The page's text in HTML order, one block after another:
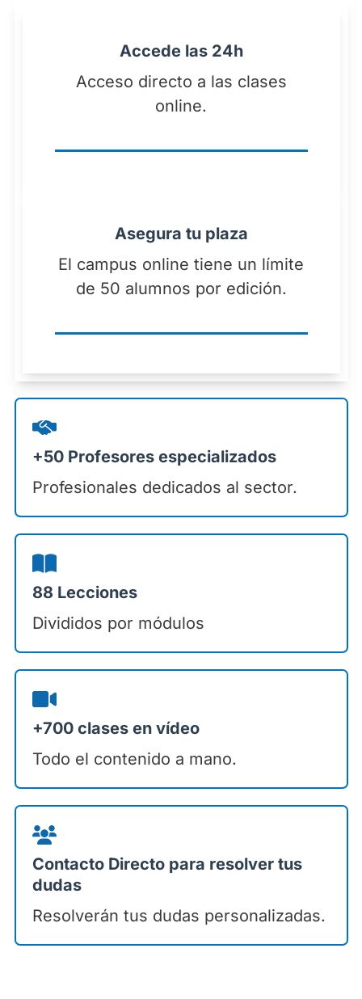
Accede las 24h
Acceso directo a las clases
online.
Asegura tu plaza
El campus online tiene un límite
de 50 alumnos por edición.
+50 Profesores especializados
Profesionales dedicados al sector.
88 Lecciones
Divididos por módulos
+700 clases en vídeo
Todo el contenido a mano.
Contacto Directo para resolver tus
dudas
Resolverán tus dudas personalizadas.